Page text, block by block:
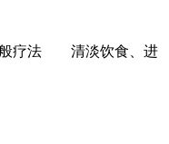
般疗法 清淡饮食、进